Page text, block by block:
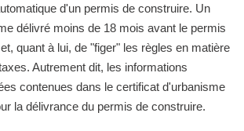
d'un permis de construire. Un
délivré moins de 18 mois avant le permis
quant à lui, de "figer" les règles en matière
Autrement dit, les informations
contenues dans le certificat d'urbanisme
la délivrance du permis de construire.